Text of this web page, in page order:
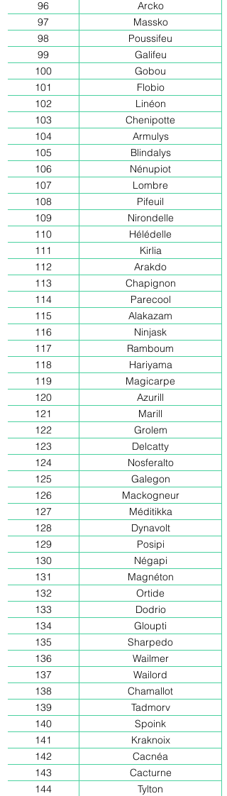
96
Arcko
97
Massko
98
Poussifeu
99
Galifeu
100
Gobou
101
Flobio
102
Linéon
103
Chenipotte
104
Armulys
105
Blindalys
106
Nénupiot
107
Lombre
108
Pifeuil
109
Nirondelle
110
Hélédelle
111
Kirlia
112
Arakdo
113
Chapignon
114
Parecool
115
Alakazam
116
Ninjask
117
Ramboum
118
Hariyama
119
Magicarpe
120
Azurill
121
Marill
122
Grolem
123
Delcatty
124
Nosferalto
125
Galegon
126
Mackogneur
127
Méditikka
128
Dynavolt
129
Posipi
130
Négapi
131
Magnéton
132
Ortide
133
Dodrio
134
Gloupti
135
Sharpedo
136
Wailmer
137
Wailord
138
Chamallot
139
Tadmorv
140
Spoink
141
Kraknoix
142
Cacnéa
143
Cacturne
144
Tylton